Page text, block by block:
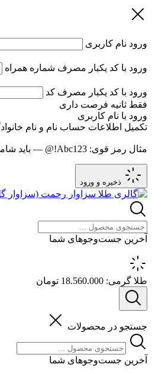
ورود نام کاربری
ورود با کد یکبار مصرف شماره همراه
ورود با کد یکبار مصرف کد
فقط ثانیه فرصت داری
ورود با نام کاربری
تکمیل اطلاعات حساب نام و نام
مثال رمز قوی: Abc123!@ — باید شامل
ذخیره و ورود
آخرین جست‌وجوهای شما
طلا گرمی: 18.560.000 تومان
جستجو در محصولات
آخرین جست‌وجوهای شما